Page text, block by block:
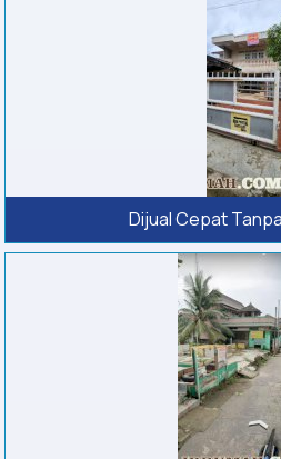
Dijual Cepat